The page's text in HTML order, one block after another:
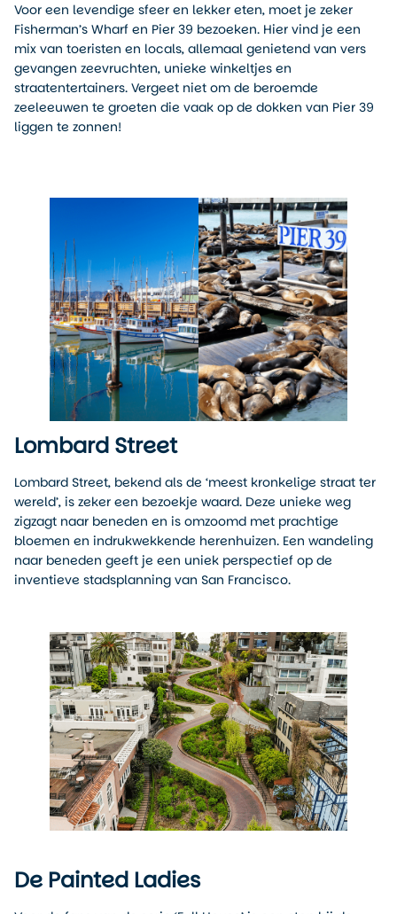
Voor een levendige sfeer en lekker eten, moet je zeker
Fisherman’s Wharf en Pier 39 bezoeken. Hier vind je een
mix van toeristen en locals, allemaal genietend van vers
gevangen zeevruchten, unieke winkeltjes en
straatentertainers. Vergeet niet om de beroemde
zeeleeuwen te groeten die vaak op de dokken van Pier 39
liggen te zonnen!
Lombard Street
Lombard Street, bekend als de ‘meest kronkelige straat ter
wereld’, is zeker een bezoekje waard. Deze unieke weg
zigzagt naar beneden en is omzoomd met prachtige
bloemen en indrukwekkende herenhuizen. Een wandeling
naar beneden geeft je een uniek perspectief op de
inventieve stadsplanning van San Francisco.
De Painted Ladies